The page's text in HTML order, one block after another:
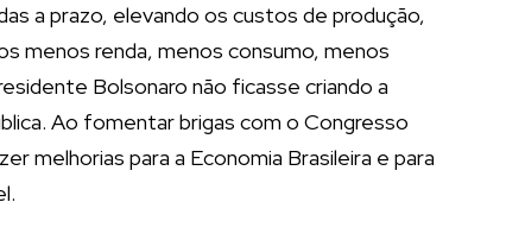
a prazo, elevando os custos de produção,
menos renda, menos consumo, menos
Bolsonaro não ficasse criando a
Ao fomentar brigas com o Congresso
melhorias para a Economia Brasileira e para